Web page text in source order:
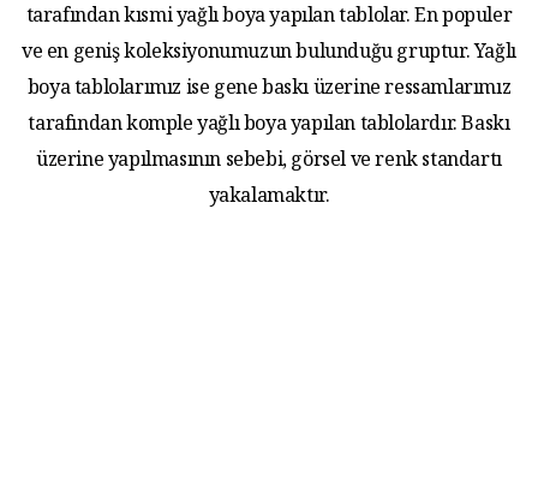
tarafından kısmi yağlı boya yapılan tablolar. En populer
ve en geniş koleksiyonumuzun bulunduğu gruptur. Yağlı
boya tablolarımız ise gene baskı üzerine ressamlarımız
tarafından komple yağlı boya yapılan tablolardır. Baskı
üzerine yapılmasının sebebi, görsel ve renk standartı
yakalamaktır.